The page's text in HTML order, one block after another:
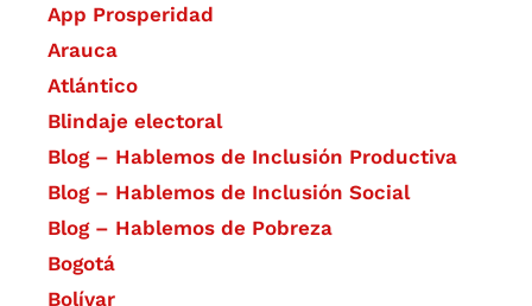
App Prosperidad
Arauca
Atlántico
Blindaje electoral
Blog – Hablemos de Inclusión Productiva
Blog – Hablemos de Inclusión Social
Blog – Hablemos de Pobreza
Bogotá
Bolívar